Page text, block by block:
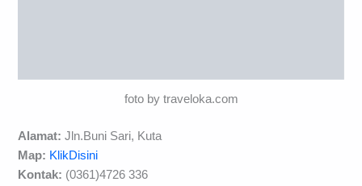
foto by traveloka.com
Alamat: Jln.Buni Sari, Kuta
Map: KlikDisini
Kontak: (0361)4726 336